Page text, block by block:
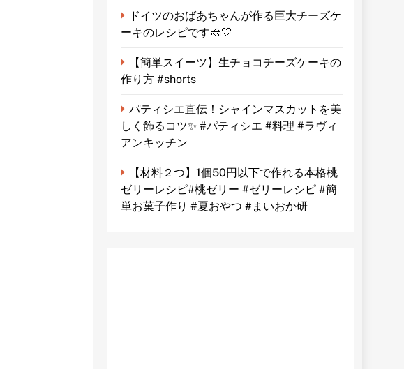
ドイツのおばあちゃんが作る巨大チーズケ
ーキのレシピです🧀🤍
【簡単スイーツ】生チョコチーズケーキの
作り方 #shorts
パティシエ直伝！シャインマスカットを美
しく飾るコツ✨ #パティシエ #料理 #ラヴィ
アンキッチン
【材料２つ】1個50円以下で作れる本格桃
ゼリーレシピ#桃ゼリー #ゼリーレシピ #簡
単お菓子作り #夏おやつ #まいおか研